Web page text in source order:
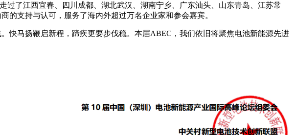
了江西宜春、四川成都、湖北武汉、湖南宁乡、广东汕头、山东青岛、江苏常
的支持与认可，服务了海内外超过万名企业家和参会嘉宾。
快马扬鞭启新程，蹄疾更要步伐稳。本届ABEC，我们依旧将聚焦电池新能源先进